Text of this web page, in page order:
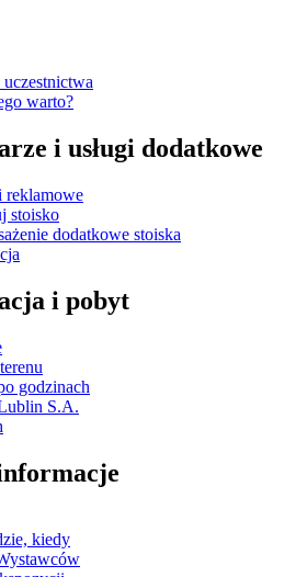
warto?
i usługi dodatkowe
reklamowe
stoisko
dodatkowe stoiska
i pobyt
godzinach
S.A.
kiedy